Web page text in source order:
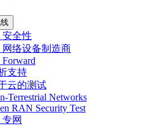
安全性
网络设备制造商
Forward
支持
云的测试
Terrestrial Networks
RAN Security Test
专网